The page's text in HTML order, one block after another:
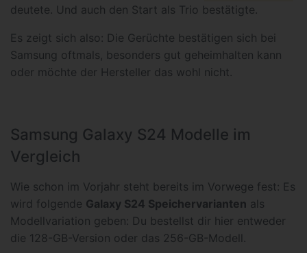
deutete. Und auch den Start als Trio bestätigte.
Es zeigt sich also: Die Gerüchte bestätigen sich bei
Samsung oftmals, besonders gut geheimhalten kann
oder möchte der Hersteller das wohl nicht.
Samsung Galaxy S24 Modelle im
Vergleich
Wie schon im Vorjahr steht bereits im Vorwege fest: Es
wird folgende Galaxy S24 Speichervarianten als
Modellvariation geben: Du bestellst dir hier entweder
die 128-GB-Version oder das 256-GB-Modell.